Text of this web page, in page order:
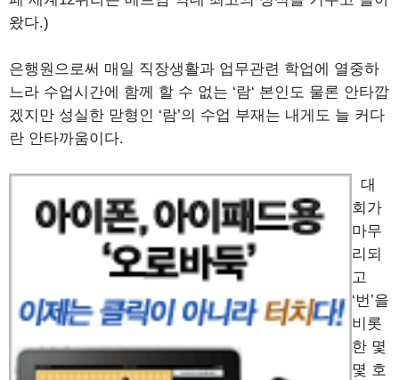
왔다.)
은행원으로써 매일 직장생활과 업무관련 학업에 열중하
느라 수업시간에 함께 할 수 없는 ‘람‘ 본인도 물론 안타깝
겠지만 성실한 맏형인 ‘람’의 수업 부재는 내게도 늘 커다
란 안타까움이다.
대
회가
마무
리되
고
‘번’을
비롯
한 몇
몇 호